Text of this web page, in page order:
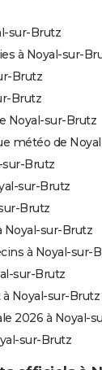
sur-Brutz
à Noyal-sur-
Brutz
Brutz
Noyal-sur-Brutz
météo de
sur-Brutz
sur-Brutz
Brutz
Noyal-sur-Brutz
à Noyal-sur-
sur-Brutz
Noyal-sur-Brutz
2026 à Noyal-
sur-Brutz